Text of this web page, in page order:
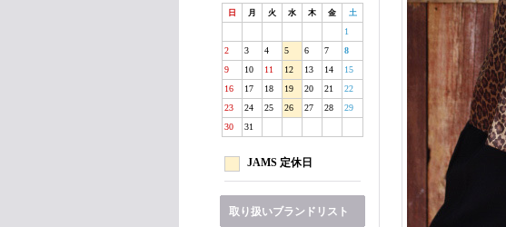
日 月 火 水 木 金 土
1
2
3 4 5 6 7
8
9
10 11 12 13 14
15
16
17 18 19 20 21
22
23
24 25 26 27 28
29
30
31
JAMS 定休日
取り扱いブランドリスト